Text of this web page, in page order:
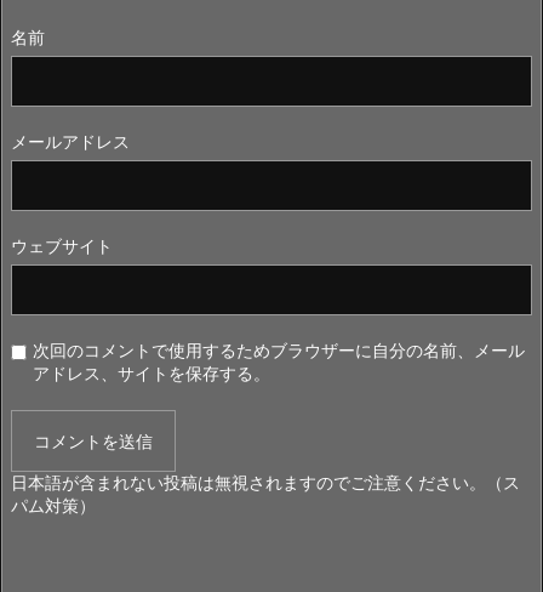
名前
メールアドレス
ウェブサイト
次回のコメントで使用するためブラウザーに自分の名前、メール
アドレス、サイトを保存する。
日本語が含まれない投稿は無視されますのでご注意ください。（ス
パム対策）